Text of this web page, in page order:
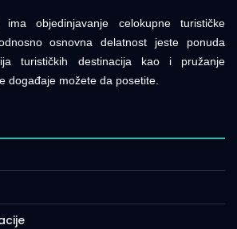
objedinjavanje celokupne turističke
osnovna delatnost jeste ponuda
turističkih destinacija kao i pružanje
događaje možete da posetite.